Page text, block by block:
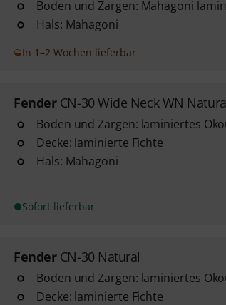
Boden und Zargen: Mahagoni
Hals: Mahagoni
In 1–2 Wochen lieferbar
Fender CN-30 Wide Neck WN
Boden und Zargen: laminiertes
Decke: laminierte Fichte
Hals: Mahagoni
Sofort lieferbar
Fender CN-30 Natural
Boden und Zargen: laminiertes
Decke: laminierte Fichte